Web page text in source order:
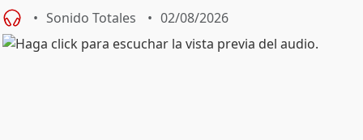
Sonido Totales 02/08/2026